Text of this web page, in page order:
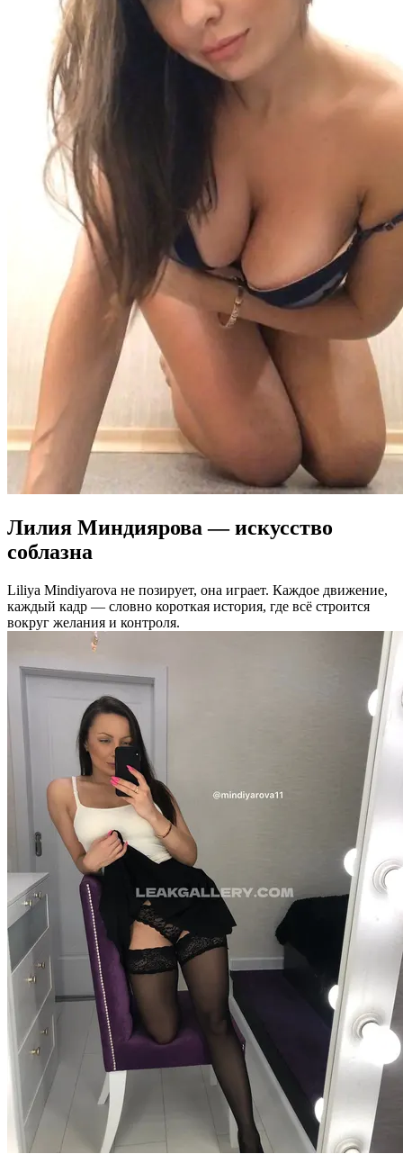
Лилия Миндиярова — искусство
соблазна
Liliya Mindiyarova не позирует, она играет. Каждое движение,
каждый кадр — словно короткая история, где всё строится
вокруг желания и контроля.